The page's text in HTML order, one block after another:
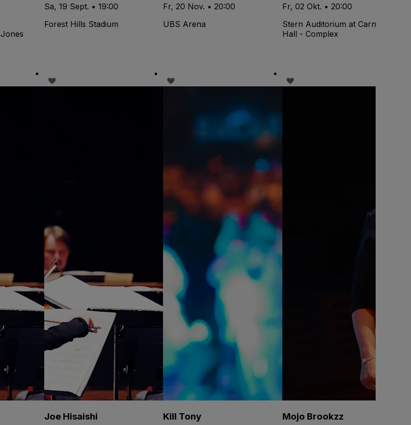
Sa, 19 Sept. • 19:00
Forest Hills Stadium
Fr, 20 Nov. • 20:00
UBS Arena
Fr, 02 Okt. • 20:00
Stern Auditorium at Carnegie
Hall - Complex
Joe Hisaishi Kill Tony Mojo Brookzz